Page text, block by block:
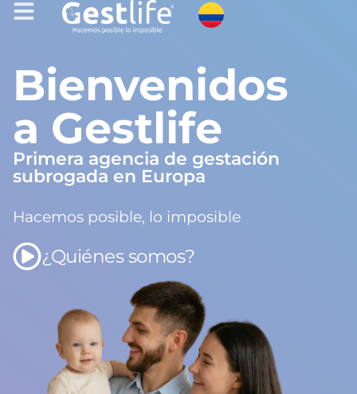
Bienvenidos
a Gestlife
Primera agencia de gestación
subrogada en Europa
Hacemos posible, lo imposible
¿Quiénes somos?